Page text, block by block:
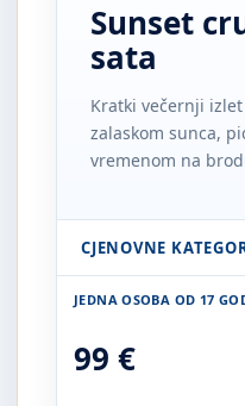
Sunset
sata
Kratki večernji
zalaskom sunca,
vremenom na
CJENOVNE
JEDNA OSOBA OD 17
99 €